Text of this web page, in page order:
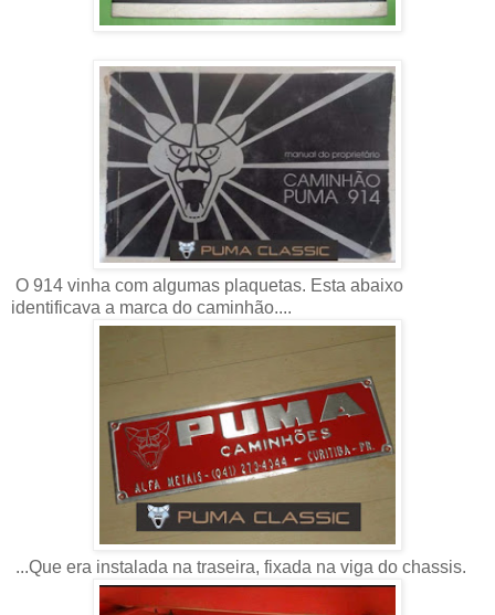
O 914 vinha com algumas plaquetas. Esta abaixo
identificava a marca do caminhão....
...Que era instalada na traseira, fixada na viga do chassis.